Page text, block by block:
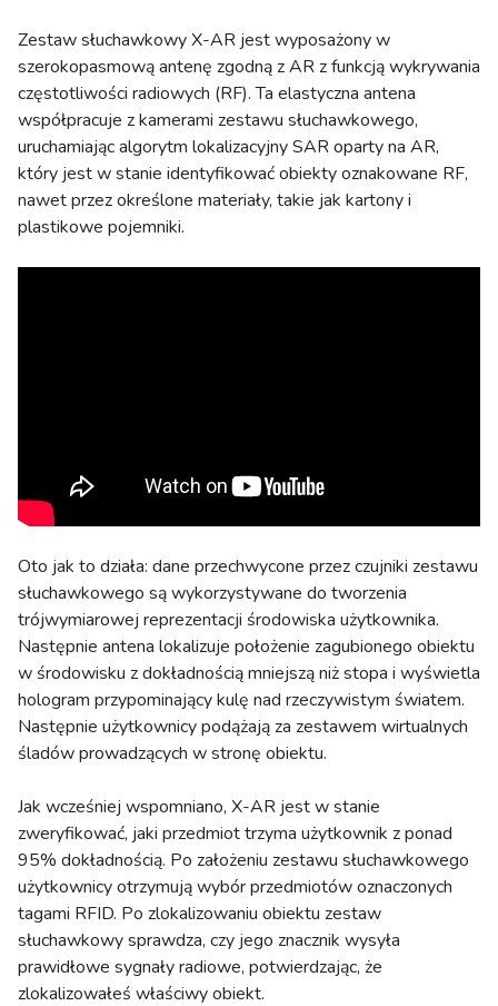
Zestaw słuchawkowy X-AR jest wyposażony w
szerokopasmową antenę zgodną z AR z funkcją wykrywania
częstotliwości radiowych (RF). Ta elastyczna antena
współpracuje z kamerami zestawu słuchawkowego,
uruchamiając algorytm lokalizacyjny SAR oparty na AR,
który jest w stanie identyfikować obiekty oznakowane RF,
nawet przez określone materiały, takie jak kartony i
plastikowe pojemniki.
Oto jak to działa: dane przechwycone przez czujniki zestawu
słuchawkowego są wykorzystywane do tworzenia
trójwymiarowej reprezentacji środowiska użytkownika.
Następnie antena lokalizuje położenie zagubionego obiektu
w środowisku z dokładnością mniejszą niż stopa i wyświetla
hologram przypominający kulę nad rzeczywistym światem.
Następnie użytkownicy podążają za zestawem wirtualnych
śladów prowadzących w stronę obiektu.
Jak wcześniej wspomniano, X-AR jest w stanie
zweryfikować, jaki przedmiot trzyma użytkownik z ponad
95% dokładnością. Po założeniu zestawu słuchawkowego
użytkownicy otrzymują wybór przedmiotów oznaczonych
tagami RFID. Po zlokalizowaniu obiektu zestaw
słuchawkowy sprawdza, czy jego znacznik wysyła
prawidłowe sygnały radiowe, potwierdzając, że
zlokalizowałeś właściwy obiekt.